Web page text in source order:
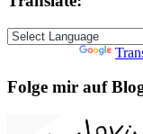
Folge mir auf